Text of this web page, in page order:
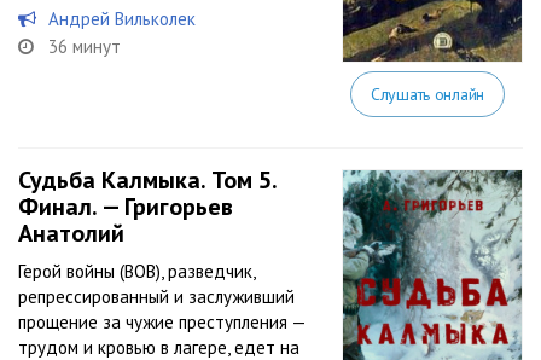
Андрей Вильколек
36 минут
Слушать онлайн
Судьба Калмыка. Том 5.
Финал. — Григорьев
Анатолий
Герой войны (ВОВ), разведчик,
репрессированный и заслуживший
прощение за чужие преступления —
трудом и кровью в лагере, едет на